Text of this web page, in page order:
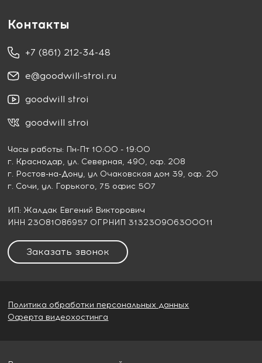
Контакты
+7 (861) 212-34-48
e@goodwill-stroi.ru
goodwill stroi
goodwill stroi
Часы работы: Пн-Пт 10:00 - 19:00
г. Краснодар, ул. Северная, 490, оф. 208
г. Ростов-на-Дону, ул Очаковская дом 39, оф. 20
г. Сочи, ул. Горького, 75 офис 507
ИП: Жалдак Евгений Викторович
ИНН 23081086957 ОГРНИП 313230906300011
Заказать звонок
Политика обработки персональных данных
Оферта видеохостинга